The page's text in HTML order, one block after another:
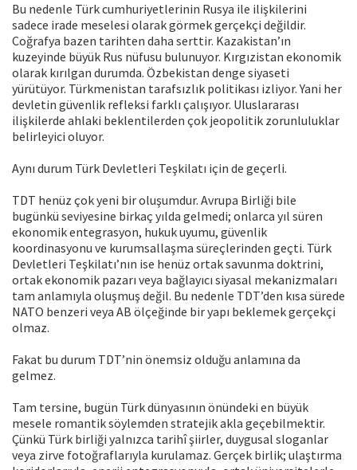
Bu nedenle Türk cumhuriyetlerinin Rusya ile ilişkilerini
sadece irade meselesi olarak görmek gerçekçi değildir.
Coğrafya bazen tarihten daha serttir. Kazakistan’ın
kuzeyinde büyük Rus nüfusu bulunuyor. Kırgızistan ekonomik
olarak kırılgan durumda. Özbekistan denge siyaseti
yürütüyor. Türkmenistan tarafsızlık politikası izliyor. Yani her
devletin güvenlik refleksi farklı çalışıyor. Uluslararası
ilişkilerde ahlaki beklentilerden çok jeopolitik zorunluluklar
belirleyici oluyor.
Aynı durum Türk Devletleri Teşkilatı için de geçerli.
TDT henüz çok yeni bir oluşumdur. Avrupa Birliği bile
bugünkü seviyesine birkaç yılda gelmedi; onlarca yıl süren
ekonomik entegrasyon, hukuk uyumu, güvenlik
koordinasyonu ve kurumsallaşma süreçlerinden geçti. Türk
Devletleri Teşkilatı’nın ise henüz ortak savunma doktrini,
ortak ekonomik pazarı veya bağlayıcı siyasal mekanizmaları
tam anlamıyla oluşmuş değil. Bu nedenle TDT’den kısa sürede
NATO benzeri veya AB ölçeğinde bir yapı beklemek gerçekçi
olmaz.
Fakat bu durum TDT’nin önemsiz olduğu anlamına da
gelmez.
Tam tersine, bugün Türk dünyasının önündeki en büyük
mesele romantik söylemden stratejik akla geçebilmektir.
Çünkü Türk birliği yalnızca tarihî şiirler, duygusal sloganlar
veya zirve fotoğraflarıyla kurulamaz. Gerçek birlik; ulaştırma